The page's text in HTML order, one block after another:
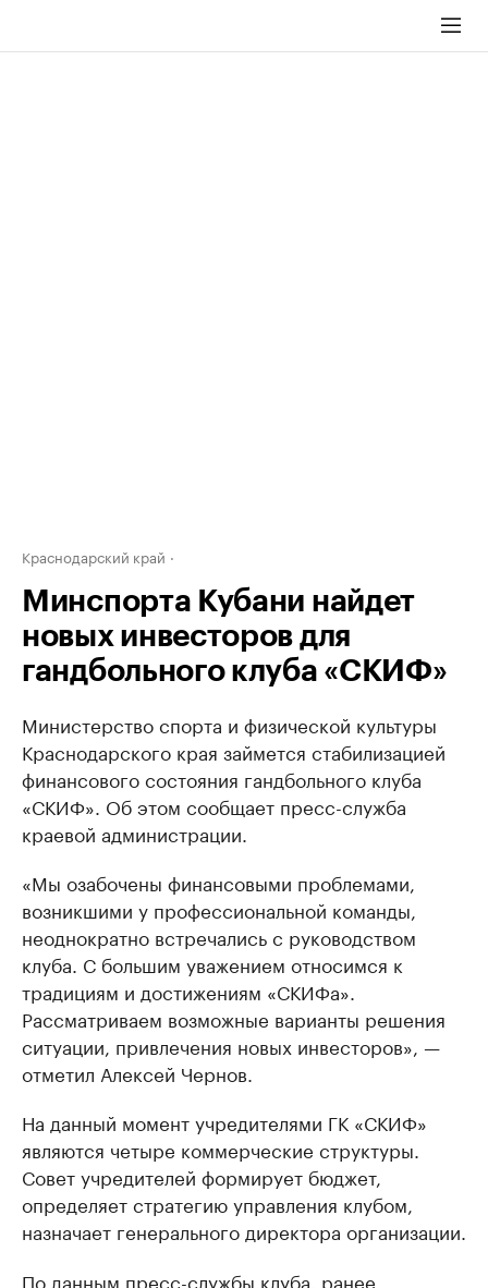
Краснодарский край
Минспорта Кубани найдет
новых инвесторов для
гандбольного клуба «СКИФ»
Министерство спорта и физической культуры
Краснодарского края займется стабилизацией
финансового состояния гандбольного клуба
«СКИФ». Об этом сообщает пресс-служба
краевой администрации.
«Мы озабочены финансовыми проблемами,
возникшими у профессиональной команды,
неоднократно встречались с руководством
клуба. С большим уважением относимся к
традициям и достижениям «СКИФа».
Рассматриваем возможные варианты решения
ситуации, привлечения новых инвесторов», —
отметил Алексей Чернов.
На данный момент учредителями ГК «СКИФ»
являются четыре коммерческие структуры.
Совет учредителей формирует бюджет,
определяет стратегию управления клубом,
назначает генерального директора организации.
По данным пресс-службы клуба, ранее